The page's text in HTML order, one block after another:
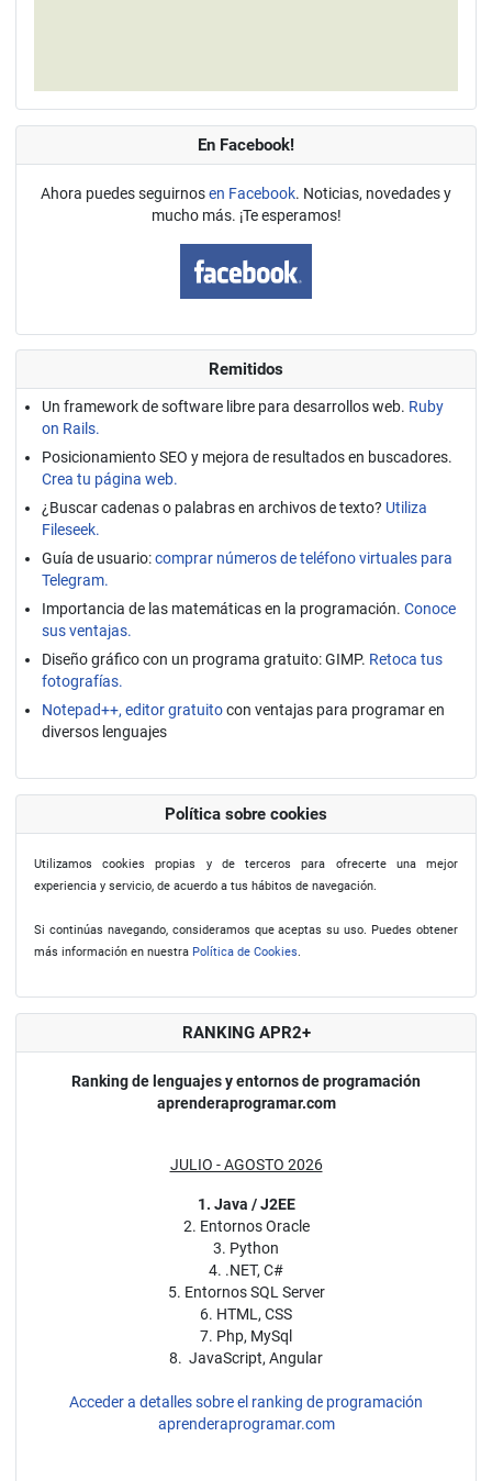
En Facebook!
Ahora puedes seguirnosen Facebook. Noticias, novedades y
mucho más. ¡Te esperamos!
Remitidos
Un framework de software libre para desarrollos web. Ruby
on Rails.
Posicionamiento SEO y mejora de resultados en buscadores.
Crea tu página web.
¿Buscar cadenas o palabras en archivos de texto? Utiliza
Fileseek.
Guía de usuario:comprar números de teléfono virtuales para
Telegram.
Importancia de las matemáticas en la programación. Conoce
sus ventajas.
Diseño gráfico con un programa gratuito: GIMP. Retoca tus
fotografías.
Notepad++, editor gratuitocon ventajas para programar en
diversos lenguajes
Política sobre cookies
Utilizamos cookies propias y de terceros para ofrecerte una mejor
experiencia y servicio, de acuerdo a tus hábitos de navegación.
Si continúas navegando, consideramos que aceptas su uso. Puedes obtener
más información en nuestra Política de Cookies.
RANKING APR2+
Ranking de lenguajes y entornos de programación
aprenderaprogramar.com
JULIO - AGOSTO 2026
1. Java / J2EE
2. Entornos Oracle
3. Python
4. .NET, C#
5. Entornos SQL Server
6. HTML, CSS
7. Php, MySql
8. JavaScript, Angular
Acceder a detalles sobre el ranking de programación
aprenderaprogramar.com